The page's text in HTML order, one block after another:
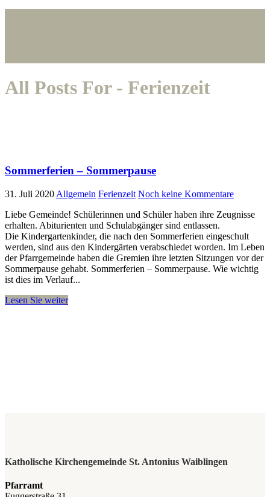
All Posts For - Ferienzeit
Sommerferien – Sommerpause
31. Juli 2020 Allgemein Ferienzeit Noch keine Kommentare
Liebe Gemeinde! Schülerinnen und Schüler haben ihre Zeugnisse
erhalten. Abiturienten und Schulabgänger sind entlassen.
Die Kindergartenkinder, die nach den Sommerferien eingeschult
werden, sind aus den Kindergärten verabschiedet worden. Im Leben
der Pfarrgemeinde haben die Gremien ihre letzten Sitzungen vor der
Sommerpause gehabt. Sommerferien – Sommerpause. Wie wichtig
ist dies im Verlauf...
Lesen Sie weiter
Katholische Kirchengemeinde St. Antonius Waiblingen
Pfarramt